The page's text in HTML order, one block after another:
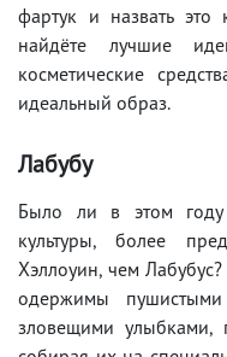
фартук и назвать
найдёте лучшие
косметические
идеальный образ.
Лабубу
Было ли в этом
культуры, более
Хэллоуин, чем
одержимы
зловещими улыбками,